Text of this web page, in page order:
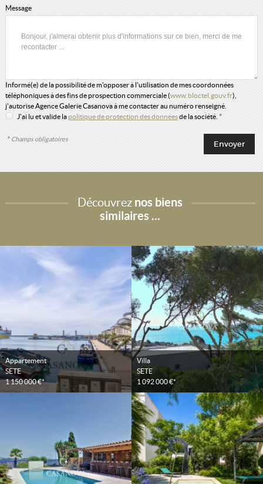
Message
Informé(e) de la possibilité de m'opposer à l'utilisation de mes coordonnées
téléphoniques à des fins de prospection commerciale (www.bloctel.gouv.fr),
j'autorise Agence Galerie Casanova à me contacter au numéro renseigné.
J'ai lu et valide la politique de protection des donnéesde la société. *
* Champs obligatoires
Découvrez nos biens
similaires ...
Appartement
SETE
1 150 000 €*
Villa
SETE
1 092 000 €*